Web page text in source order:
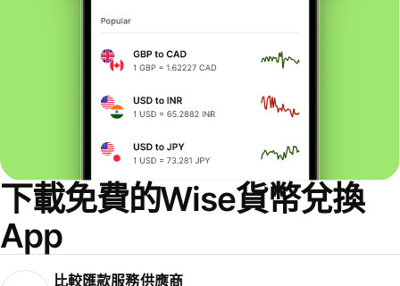
下載免費的Wise貨幣兌換
App
比較匯款服務供應商